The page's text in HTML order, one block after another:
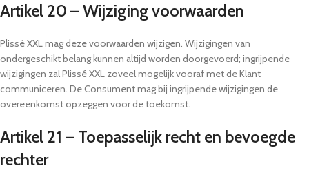
Artikel 20 – Wijziging voorwaarden
Plissé XXL mag deze voorwaarden wijzigen. Wijzigingen van
ondergeschikt belang kunnen altijd worden doorgevoerd; ingrijpende
wijzigingen zal Plissé XXL zoveel mogelijk vooraf met de Klant
communiceren. De Consument mag bij ingrijpende wijzigingen de
overeenkomst opzeggen voor de toekomst.
Artikel 21 – Toepasselijk recht en bevoegde
rechter